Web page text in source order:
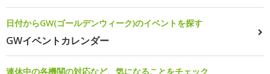
日付からGW(ゴールデンウィーク)のイベントを探す
GWイベントカレンダー
連休中の各機関の対応など、気になることをチェック